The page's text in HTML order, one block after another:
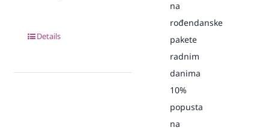
Details
na
rođendanske
pakete
radnim
danima
10%
popusta
na